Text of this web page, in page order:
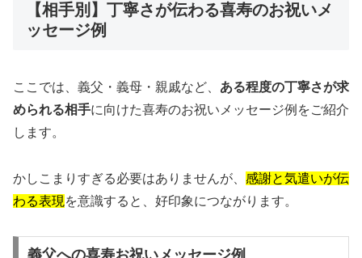
【相手別】丁寧さが伝わる喜寿のお祝いメ
ッセージ例
ここでは、義父・義母・親戚など、 ある程度の丁寧さが求
められる相手に向けた喜寿のお祝いメッセージ例をご紹介
します。
かしこまりすぎる必要はありませんが、 感謝と気遣いが伝
わる表現 を意識すると、好印象につながります。
義父への喜寿お祝いメッセージ例